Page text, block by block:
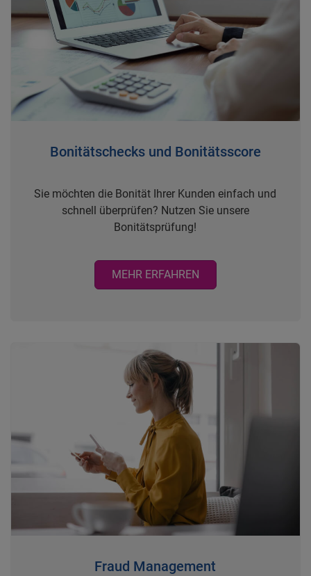
Bonitätschecks und Bonitätsscore
Sie möchten die Bonität Ihrer Kunden einfach und
schnell überprüfen? Nutzen Sie unsere
Bonitätsprüfung!
MEHR ERFAHREN
Fraud Management